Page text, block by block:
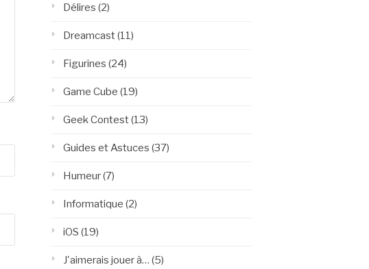
Délires (2)
Dreamcast(11)
Figurines (24)
Game Cube (19)
Geek Contest(13)
Guides et Astuces (37)
Humeur(7)
Informatique (2)
iOS (19)
J'aimerais jouer à… (5)